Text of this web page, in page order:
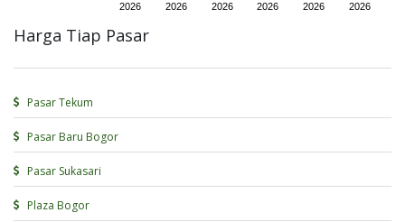
2026
2026
2026
2026
2026
2026
Harga Tiap Pasar
Pasar Tekum
Pasar Baru Bogor
Pasar Sukasari
Plaza Bogor